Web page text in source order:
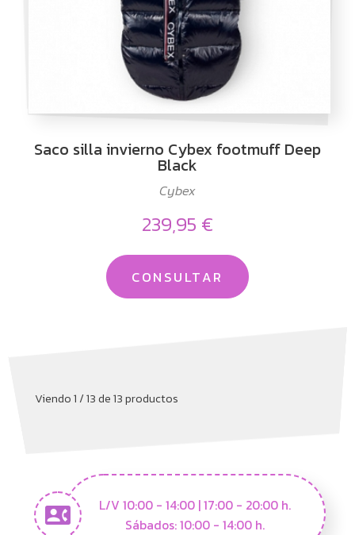
Saco silla invierno Cybex footmuff Deep
Black
Cybex
239,95 €
CONSULTAR
Viendo 1 / 13 de 13 productos
L/V 10:00 - 14:00 | 17:00 - 20:00 h.
Sábados: 10:00 - 14:00 h.